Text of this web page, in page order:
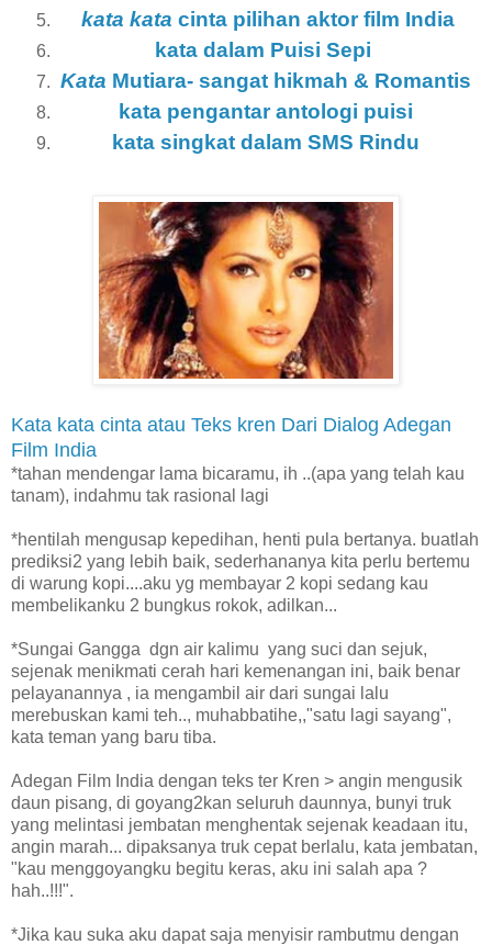
kata kata cinta pilihan aktor film India
kata dalam Puisi Sepi
Kata Mutiara- sangat hikmah & Romantis
kata pengantar antologi puisi
kata singkat dalam SMS Rindu
Kata kata cinta atau Teks kren Dari Dialog Adegan
Film India
*tahan mendengar lama bicaramu, ih ..(apa yang telah kau
tanam), indahmu tak rasional lagi
*hentilah mengusap kepedihan, henti pula bertanya. buatlah
prediksi2 yang lebih baik, sederhananya kita perlu bertemu
di warung kopi....aku yg membayar 2 kopi sedang kau
membelikanku 2 bungkus rokok, adilkan...
*Sungai Gangga dgn air kalimu yang suci dan sejuk,
sejenak menikmati cerah hari kemenangan ini, baik benar
pelayanannya , ia mengambil air dari sungai lalu
merebuskan kami teh.., muhabbatihe,,"satu lagi sayang",
kata teman yang baru tiba.
Adegan Film India dengan teks ter Kren > angin mengusik
daun pisang, di goyang2kan seluruh daunnya, bunyi truk
yang melintasi jembatan menghentak sejenak keadaan itu,
angin marah... dipaksanya truk cepat berlalu, kata jembatan,
"kau menggoyangku begitu keras, aku ini salah apa ?
hah..!!!".
*Jika kau suka aku dapat saja menyisir rambutmu dengan